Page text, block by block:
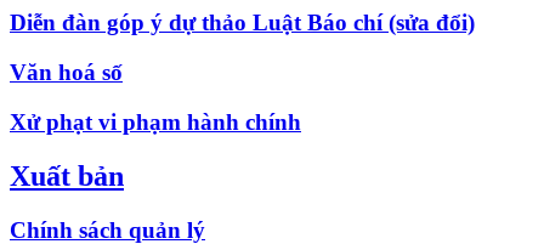
Diễn đàn góp ý dự thảo Luật Báo chí (sửa đổi)
Văn hoá số
Xử phạt vi phạm hành chính
Xuất bản
Chính sách quản lý